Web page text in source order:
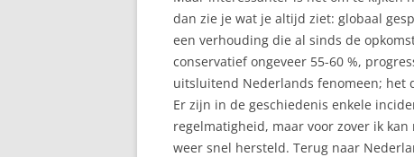
dan zie je wat je altijd ziet: globaal
een verhouding die al sinds de
conservatief ongeveer 55-60 %,
uitsluitend Nederlands fenomeen; het
Er zijn in de geschiedenis enkele
regelmatigheid, maar voor zover ik
weer snel hersteld. Terug naar